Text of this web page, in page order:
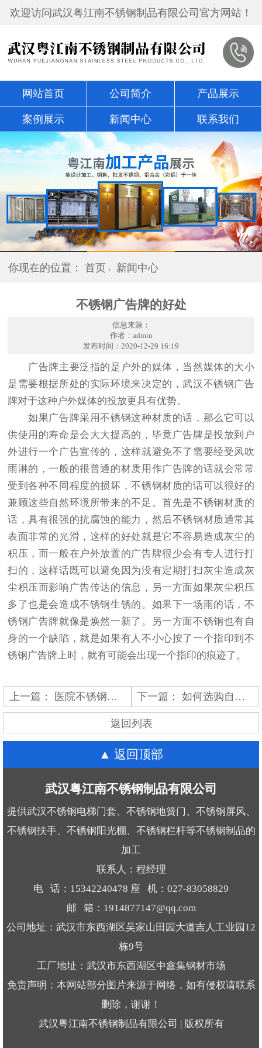
欢迎访问武汉粤江南不锈钢制品有限公司官方网站！
网站首页 公司简介 产品展示
案例展示 新闻中心 联系我们
你现在的位置：首页 新闻中心
不锈钢广告牌的好处
信息来源：
作者：admin
发布时间：2020-12-29 16:19
广告牌主要泛指的是户外的媒体，当然媒体的大小
是需要根据所处的实际环境来决定的，武汉不锈钢广告
牌对于这种户外媒体的投放更具有优势。
如果广告牌采用不锈钢这种材质的话，那么它可以
供使用的寿命是会大大提高的，毕竟广告牌是投放到户
外进行一个广告宣传的，这样就避免不了需要经受风吹
雨淋的，一般的很普通的材质用作广告牌的话就会常常
受到各种不同程度的损坏，不锈钢材质的话可以很好的
兼顾这些自然环境所带来的不足。首先是不锈钢材质的
话，具有很强的抗腐蚀的能力，然后不锈钢材质通常其
表面非常的光滑，这样的好处就是它不容易造成灰尘的
积压，而一般在户外放置的广告牌很少会有专人进行打
扫的，这样话既可以避免因为没有定期打扫灰尘造成灰
尘积压而影响广告传达的信息，另一方面如果灰尘积压
多了也是会造成不锈钢生锈的。如果下一场雨的话，不
锈钢广告牌就像是焕然一新了。另一方面不锈钢也有自
身的一个缺陷，就是如果有人不小心按了一个指印到不
锈钢广告牌上时，就有可能会出现一个指印的痕迹了。
上一篇： 医院不锈钢楼梯扶手购买应注意哪些问题？ 下一篇：如何选购自动门？
返回列表
返回顶部
武汉粤江南不锈钢制品有限公司
提供武汉不锈钢电梯门套、不锈钢地簧门、不锈钢屏风、
不锈钢扶手、不锈钢阳光棚、不锈钢栏杆等不锈钢制品的
加工
联系人：程经理
电 话：15342240478 座 机：027-83058829
邮 箱：1914877147@qq.com
公司地址：武汉市东西湖区吴家山田园大道吉人工业园12
栋9号
工厂地址：武汉市东西湖区中鑫集钢材市场
免责声明：本网站部分图片来源于网络，如有侵权请联系
删除，谢谢！
武汉粤江南不锈钢制品有限公司 | 版权所有